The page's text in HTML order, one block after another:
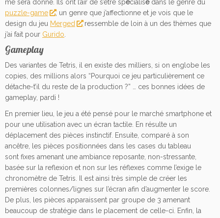
me sera donné. Ils ont l’air de s’être spécialisédans le genre du
puzzle-game
, un genre que j’affectionne et je vois que le
design du jeu Merged ressemble de loin à un des thèmes que
j’ai fait pour Gurido
Gameplay
Des variantes de Tetris, il en existe des milliers, si on englobe les
copies, des millions alors “Pourquoi ce jeu particulièrement ce
détache-t’il du reste de la production ?” … ces bonnes idées de
gameplay, pardi !
En premier lieu, le jeu a été pensé pour le marché smartphone et
pour une utilisation avec un écran tactile. En résulte un
déplacement des pièces instinctif. Ensuite, comparé à son
ancêtre, les pièces positionnées dans les cases du tableau
sont fixes amenant une ambiance reposante, non-stressante,
basée sur la reflexion et non sur les réflexes comme l’exige le
chronomètre de Tetris. Il est ainsi très simple de créer les
premières colonnes/lignes sur l’écran afin d’augmenter le score.
De plus, les pièces apparaissent par groupe de 3 amenant
beaucoup de stratégie dans le placement de celle-ci. Enfin, la